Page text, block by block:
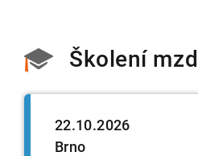
Školení
22.10.2026
Brno